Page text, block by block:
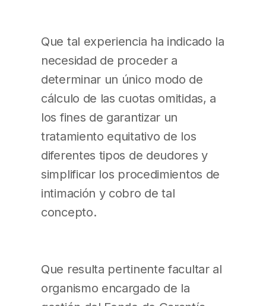
Que tal experiencia ha indicado la
necesidad de proceder a
determinar un único modo de
cálculo de las cuotas omitidas, a
los fines de garantizar un
tratamiento equitativo de los
diferentes tipos de deudores y
simplificar los procedimientos de
intimación y cobro de tal
concepto.
Que resulta pertinente facultar al
organismo encargado de la